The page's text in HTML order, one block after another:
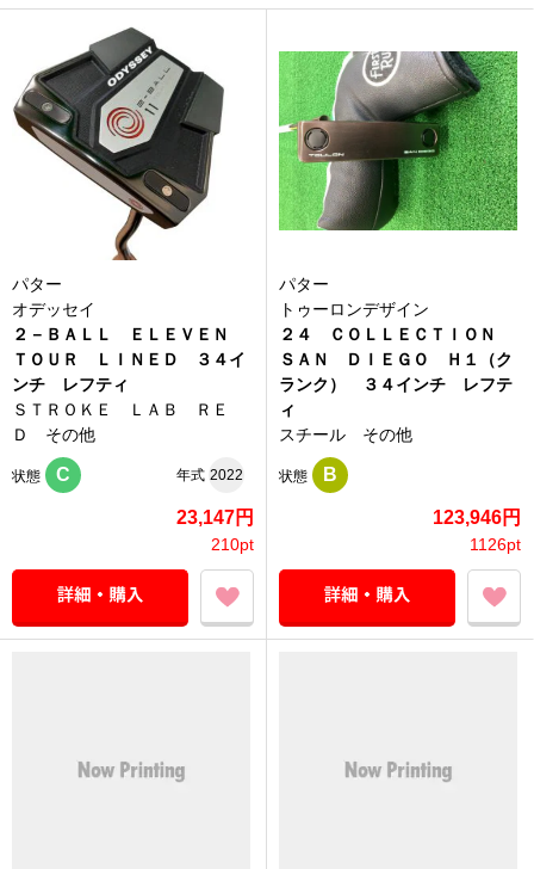
パター
オデッセイ
２－ＢＡＬＬ ＥＬＥＶＥＮ
ＴＯＵＲ ＬＩＮＥＤ ３４イ
ンチ レフティ
ＳＴＲＯＫＥ ＬＡＢ ＲＥ
Ｄ その他
状態 C 年式 2022
23,147円
210pt
パター
トゥーロンデザイン
２４ ＣＯＬＬＥＣＴＩＯＮ
ＳＡＮ ＤＩＥＧＯ Ｈ１（ク
ランク） ３４インチ レフテ
ィ
スチール その他
状態 B
123,946円
1126pt